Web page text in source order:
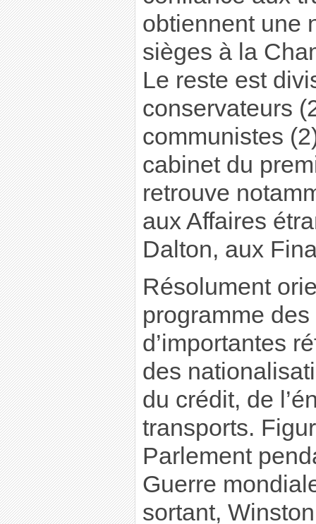
obtiennent une
sièges à la
Le reste est
conservateurs
communistes
cabinet du
retrouve
aux Affaires
Dalton, aux
Résolument
programme
d’importantes
des
du crédit, de
transports.
Parlement
Guerre
sortant,